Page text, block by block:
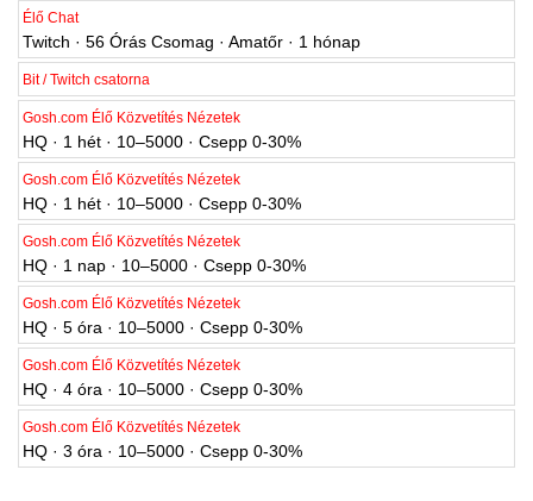
Élő Chat
Twitch · 56 Órás Csomag · Amatőr · 1 hónap
Bit / Twitch csatorna
Gosh.com Élő Közvetítés Nézetek
HQ · 1 hét · 10–5000 · Csepp 0-30%
Gosh.com Élő Közvetítés Nézetek
HQ · 1 hét · 10–5000 · Csepp 0-30%
Gosh.com Élő Közvetítés Nézetek
HQ · 1 nap · 10–5000 · Csepp 0-30%
Gosh.com Élő Közvetítés Nézetek
HQ · 5 óra · 10–5000 · Csepp 0-30%
Gosh.com Élő Közvetítés Nézetek
HQ · 4 óra · 10–5000 · Csepp 0-30%
Gosh.com Élő Közvetítés Nézetek
HQ · 3 óra · 10–5000 · Csepp 0-30%